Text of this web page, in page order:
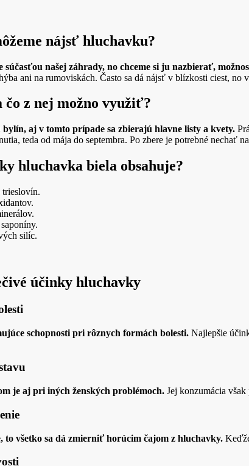
nájsť hluchavku?
našej záhrady, no chceme si ju nazbierať,
ani na rumoviskách. Často sa dá nájsť v blízkosti ciest, no
čo z nej možno využiť?
aj v tomto prípade sa zbierajú hlavne listy a kvety.
teda od mája do septembra. Po zbere je potrebné nechať
hluchavka biela obsahuje?
trieslovín.
silíc.
účinky hluchavky
schopnosti pri rôznych formách bolesti. Najlepšie
je aj pri iných ženských problémoch. Jej konzumácia
to všetko sa dá zmierniť horúcim čajom z hluchavky.